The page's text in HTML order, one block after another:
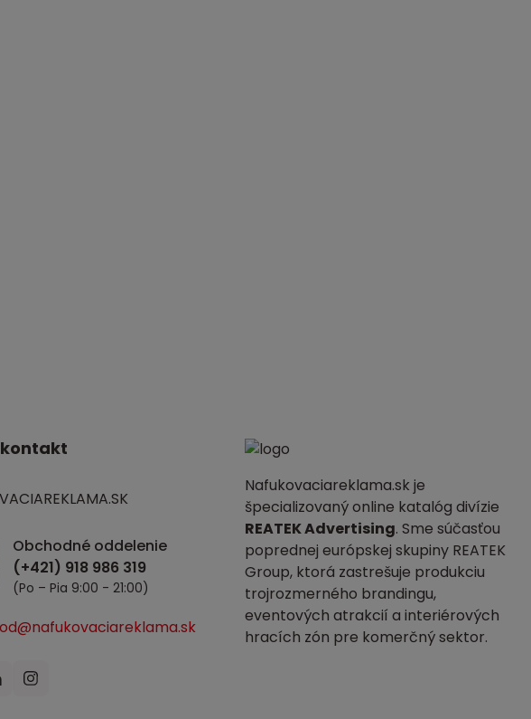
Nafukovaciareklama.sk je
špecializovaný online katalóg divízie
REATEK Advertising. Sme súčasťou
poprednej európskej skupiny REATEK
Group, ktorá zastrešuje produkciu
trojrozmerného brandingu,
eventových atrakcií a interiérových
hracích zón pre komerčný sektor.
Obchodné oddelenie
(Po – Pia 9:00 - 21:00)